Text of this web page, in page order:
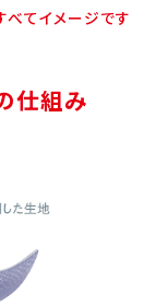
てイメージです
仕組み